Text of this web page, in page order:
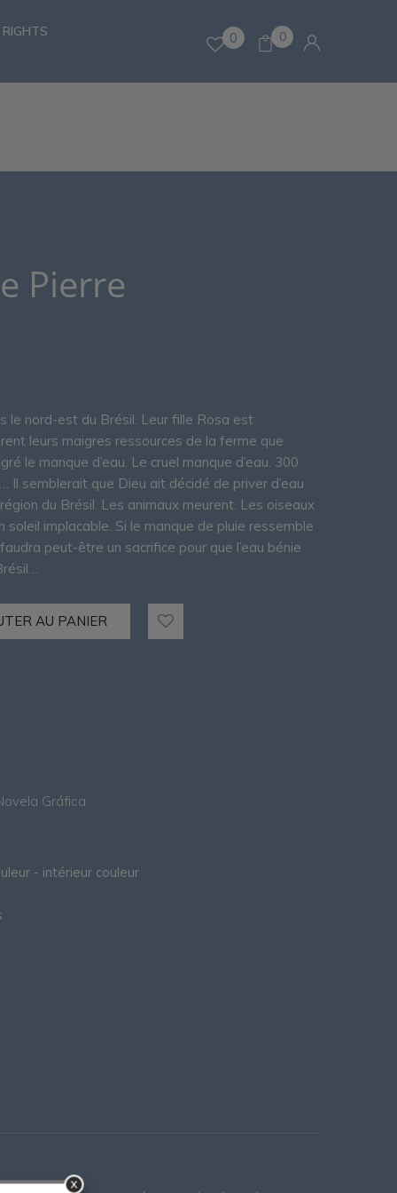
RIGHTS
0 0
Pierre
le nord-est du Brésil. Leur fille Rosa est
leurs maigres ressources de la ferme que
le manque d’eau. Le cruel manque d’eau. 300
Il semblerait que Dieu ait décidé de priver d’eau
du Brésil. Les animaux meurent. Les oiseaux
soleil implacable. Si le manque de pluie ressemble
peut-être un sacrifice pour que l’eau bénie
AU PANIER
Gráfica
- intérieur couleur
x